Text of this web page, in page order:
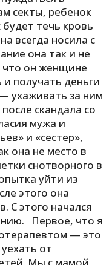
секты, ребенок
течь кровь
всегда носила с
она так и не
что он женщине
получать деньги
ухаживать за ним
скандала со
мужа и
и «сестер»,
она не место в
снотворного в
уйти из
этого она
С этого начался
Первое, что я
— это
от